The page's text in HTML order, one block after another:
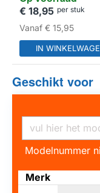
€ 18,95 per stuk
Vanaf € 15,95
IN
Geschikt voor
Modelnummer
Merk